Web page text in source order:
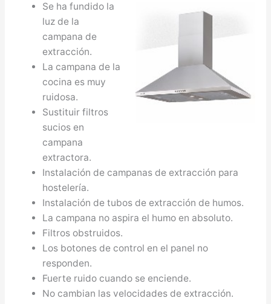
Se ha fundido la
luz de la
campana de
extracción.
La campana de la
cocina es muy
ruidosa.
Sustituir filtros
sucios en
campana
extractora.
Instalación de campanas de extracción para
hostelería.
Instalación de tubos de extracción de humos.
La campana no aspira el humo en absoluto.
Filtros obstruidos.
Los botones de control en el panel no
responden.
Fuerte ruido cuando se enciende.
No cambian las velocidades de extracción.